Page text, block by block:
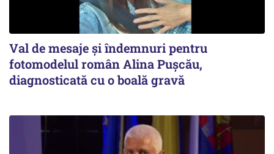
Val de mesaje și îndemnuri pentru
fotomodelul român Alina Pușcău,
diagnosticată cu o boală gravă